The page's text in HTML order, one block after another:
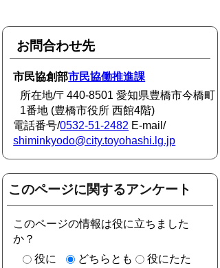
お問合わせ先
市民協創部市民協働推進課
所在地/〒440-8501 愛知県豊橋市今橋町
1番地 (豊橋市役所 西館4階)
電話番号/0532-51-2482 E-mail/
shiminkyodo@city.toyohashi.lg.jp
このページに関するアンケート
このページの情報は役に立ちました
か？
役に
どちらとも
役にたた